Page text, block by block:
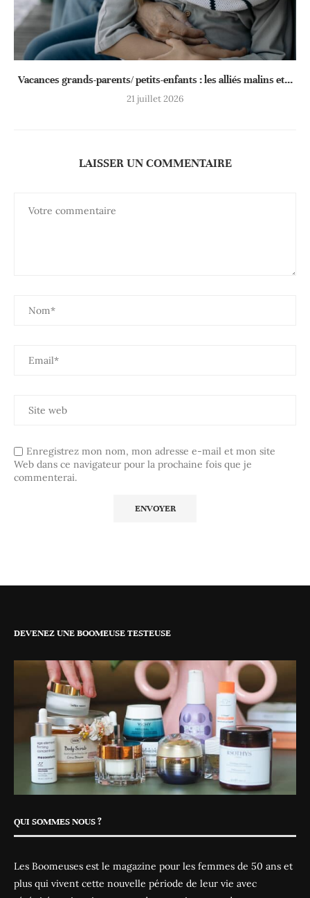
Vacances grands-parents/ petits-enfants : les alliés malins et...
21 juillet 2026
LAISSER UN COMMENTAIRE
Enregistrez mon nom, mon adresse e-mail et mon site
Web dans ce navigateur pour la prochaine fois que je
commenterai.
DEVENEZ UNE BOOMEUSE TESTEUSE
QUI SOMMES NOUS ?
Les Boomeuses est le magazine pour les femmes de 50 ans et
plus qui vivent cette nouvelle période de leur vie avec